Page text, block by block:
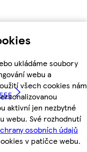
ukládáme soubory
webu a
všech cookies nám
aktivní jen nezbytné
webu. Své rozhodnutí
osobních údajů
v patičce webu.